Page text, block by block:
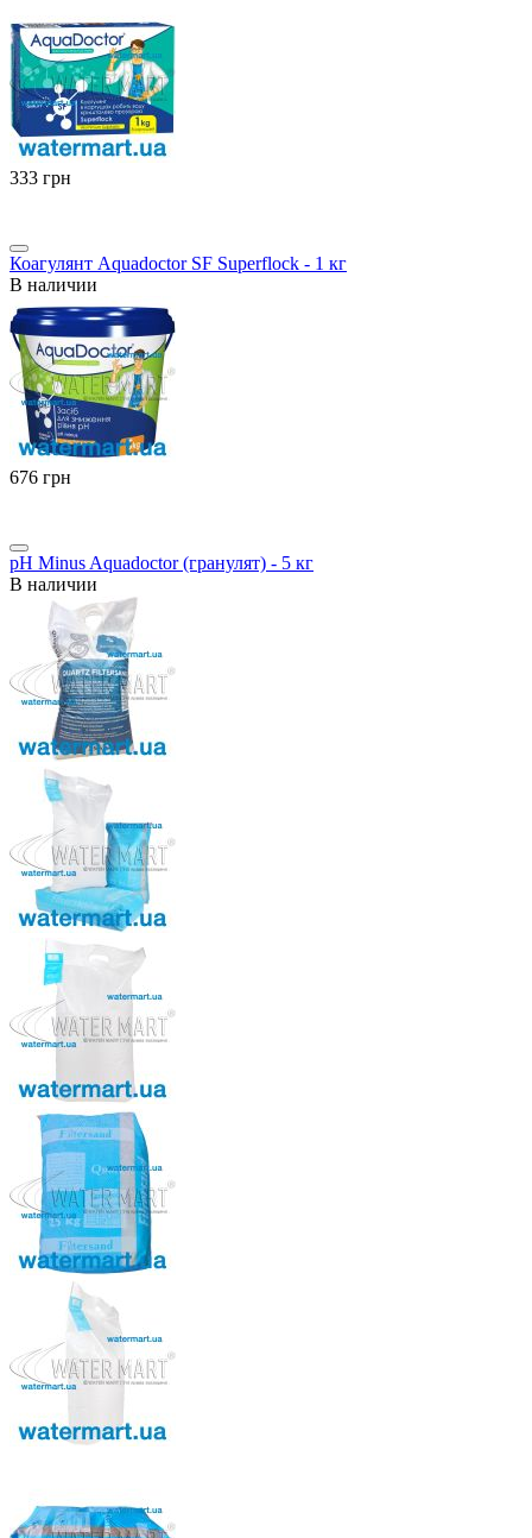
‍333‍ грн
Коагулянт Aquadoctor SF Superflock - 1 кг
В наличии
‍676‍ грн
pH Minus Aquadoctor (гранулят) - 5 кг
В наличии